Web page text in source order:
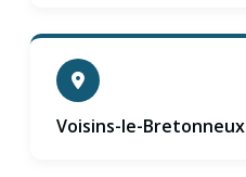
Voisins-le-Bretonneux